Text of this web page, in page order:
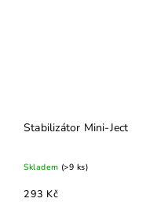
Stabilizátor Mini-Ject
Skladem (>9 ks)
293 Kč